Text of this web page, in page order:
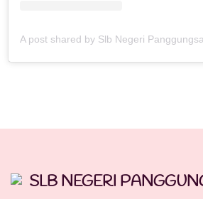
SLB NEGERI